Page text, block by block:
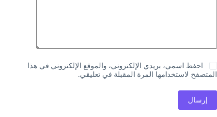
احفظ اسمي، بريدي الإلكتروني، والموقع الإلكتروني في هذا
المتصفح لاستخدامها المرة المقبلة في تعليقي.
إرسال